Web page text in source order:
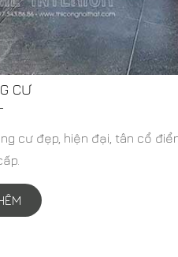
tân cổ điển, biệt thự cao cấp,
MOREHOME